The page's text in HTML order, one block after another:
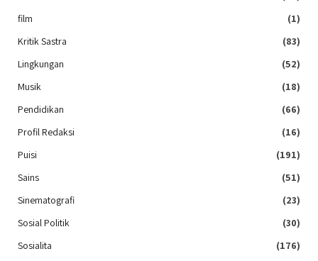
film
(1)
Kritik Sastra
(83)
Lingkungan
(52)
Musik
(18)
Pendidikan
(66)
Profil Redaksi
(16)
Puisi
(191)
Sains
(51)
Sinematografi
(23)
Sosial Politik
(30)
Sosialita
(176)